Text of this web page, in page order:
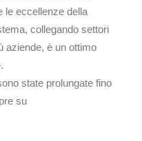
le eccellenze della
collegando settori
aziende, è un ottimo
state prolungate fino
su